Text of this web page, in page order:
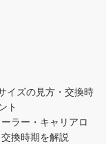
イズの見方・交換時
ト
ラー・キャリアロ
換時期を解説